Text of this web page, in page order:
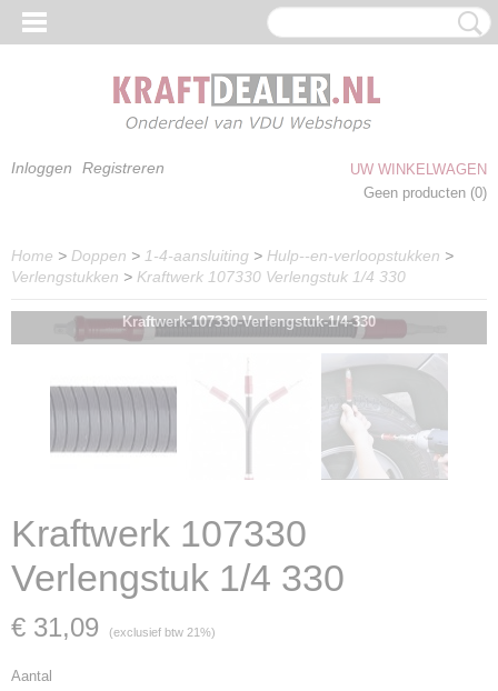
Inloggen Registreren
UW WINKELWAGEN
Geen producten (0)
Home > Doppen > 1-4-aansluiting > Hulp--en-verloopstukken >
Verlengstukken > Kraftwerk 107330 Verlengstuk 1/4 330
Kraftwerk-107330-Verlengstuk-1/4-330
Kraftwerk 107330
Verlengstuk 1/4 330
€ 31,09 (exclusief btw 21%)
Aantal